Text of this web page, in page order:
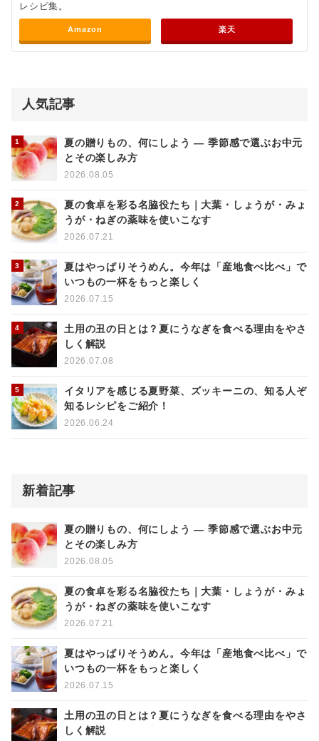
レシピ集。
Amazon 楽天
人気記事
夏の贈りもの、何にしよう ― 季節感で選ぶお中元
とその楽しみ方
2026.08.05
夏の食卓を彩る名脇役たち｜大葉・しょうが・みょ
うが・ねぎの薬味を使いこなす
2026.07.21
夏はやっぱりそうめん。今年は「産地食べ比べ」で
いつもの一杯をもっと楽しく
2026.07.15
土用の丑の日とは？夏にうなぎを食べる理由をやさ
しく解説
2026.07.08
イタリアを感じる夏野菜、ズッキーニの、知る人ぞ
知るレシピをご紹介！
2026.06.24
新着記事
夏の贈りもの、何にしよう ― 季節感で選ぶお中元
とその楽しみ方
2026.08.05
夏の食卓を彩る名脇役たち｜大葉・しょうが・みょ
うが・ねぎの薬味を使いこなす
2026.07.21
夏はやっぱりそうめん。今年は「産地食べ比べ」で
いつもの一杯をもっと楽しく
2026.07.15
土用の丑の日とは？夏にうなぎを食べる理由をやさ
しく解説